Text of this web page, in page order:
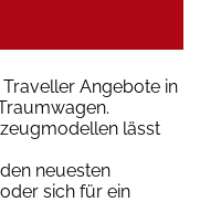
Angebote in
lässt
neuesten
sich für ein